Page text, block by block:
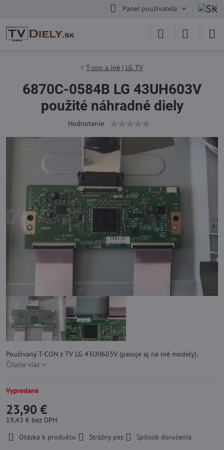
Panel používateľa
T-con a iné | LG TV
6870C-0584B LG 43UH603V
použité náhradné diely
Hodnotenie
Používaný T-CON z TV LG 43UH603V (pasuje aj na iné modely).
Čítajte viac
Vypredané
23,90 €
19,43 € bez DPH
Otázka k produktu
Strážny pes
Spôsob doručenia